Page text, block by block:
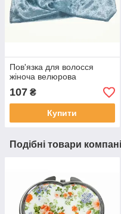
Пов'язка для волосся
жіноча велюрова
107 ₴
Купити
Подібні товари